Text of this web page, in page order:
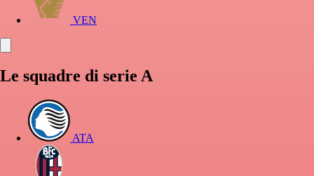
VEN
Le squadre di serie A
ATA